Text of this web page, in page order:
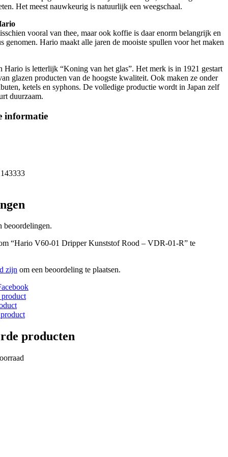
Het meest nauwkeurig is natuurlijk een weegschaal.
vooral van thee, maar ook koffie is daar enorm belangrijk en
genomen. Hario maakt alle jaren de mooiste spullen voor het maken
Hario is letterlijk “Koning van het glas”. Het merk is in 1921 gestart
glazen producten van de hoogste kwaliteit. Ook maken ze onder
ketels en syphons. De volledige productie wordt in Japan zelf
duurzaam.
informatie
beoordelingen.
om “Hario V60-01 Dripper Kunststof Rood – VDR-01-R” te
zijn om een beoordeling te plaatsen.
producten